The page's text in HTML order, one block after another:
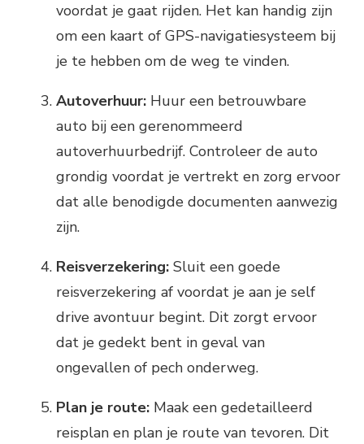
voordat je gaat rijden. Het kan handig zijn
om een kaart of GPS-navigatiesysteem bij
je te hebben om de weg te vinden.
Autoverhuur: Huur een betrouwbare
auto bij een gerenommeerd
autoverhuurbedrijf. Controleer de auto
grondig voordat je vertrekt en zorg ervoor
dat alle benodigde documenten aanwezig
zijn.
Reisverzekering: Sluit een goede
reisverzekering af voordat je aan je self
drive avontuur begint. Dit zorgt ervoor
dat je gedekt bent in geval van
ongevallen of pech onderweg.
Plan je route: Maak een gedetailleerd
reisplan en plan je route van tevoren. Dit